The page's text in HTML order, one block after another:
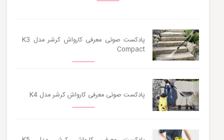
پادکست صوتی معرفی کارواش کرشر مدل K3
Compact
پادکست صوتی معرفی کارواش کرشر مدل K4